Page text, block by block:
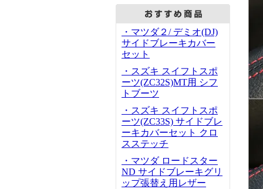
・マツダ２/ デミオ(DJ)
サイドブレーキカバー
セット
・スズキ スイフトスポ
ーツ(ZC32S)MT用 シフ
トブーツ
・スズキ スイフトスポ
ーツ(ZC33S) サイドブレ
ーキカバーセット クロ
スステッチ
・マツダ ロードスター
ND サイドブレーキグリ
ップ張替え用レザー